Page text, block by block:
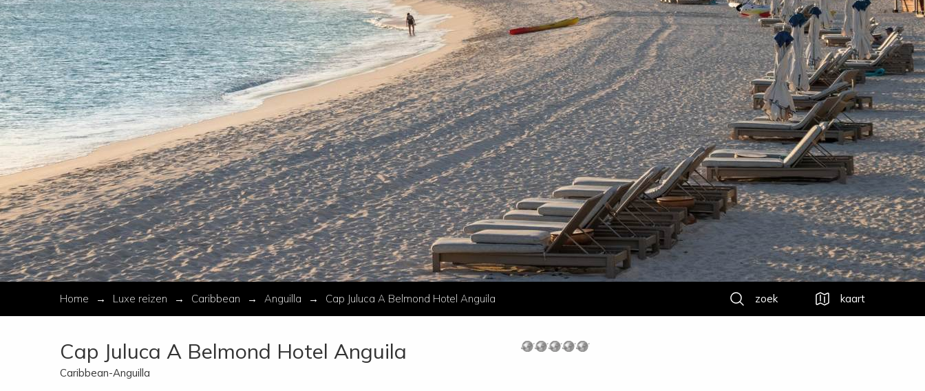
Home Luxe reizen Caribbean Anguilla Cap Juluca A Belmond Hotel Anguila zoek kaart
Cap Juluca A Belmond Hotel Anguila
Caribbean-Anguilla